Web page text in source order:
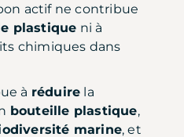
actif ne contribue
plastique ni à
chimiques dans
à réduire la
bouteille plastique,
marine, et